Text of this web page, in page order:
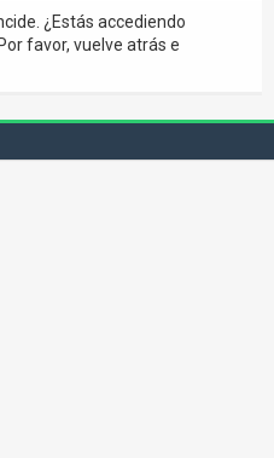
¿Estás accediendo
favor, vuelve atrás e